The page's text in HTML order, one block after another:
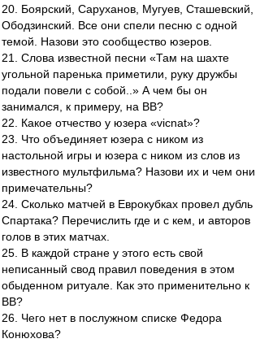
20. Боярский, Саруханов, Мугуев, Сташевский,
Ободзинский. Все они спели песню с одной
темой. Назови это сообщество юзеров.
21. Слова известной песни «Там на шахте
угольной паренька приметили, руку дружбы
подали повели с собой..» А чем бы он
занимался, к примеру, на ВВ?
22. Какое отчество у юзера «vicnat»?
23. Что объединяет юзера с ником из
настольной игры и юзера с ником из слов из
известного мультфильма? Назови их и чем они
примечательны?
24. Сколько матчей в Еврокубках провел дубль
Спартака? Перечислить где и с кем, и авторов
голов в этих матчах.
25. В каждой стране у этого есть свой
неписанный свод правил поведения в этом
обыденном ритуале. Как это применительно к
ВВ?
26. Чего нет в послужном списке Федора
Конюхова?